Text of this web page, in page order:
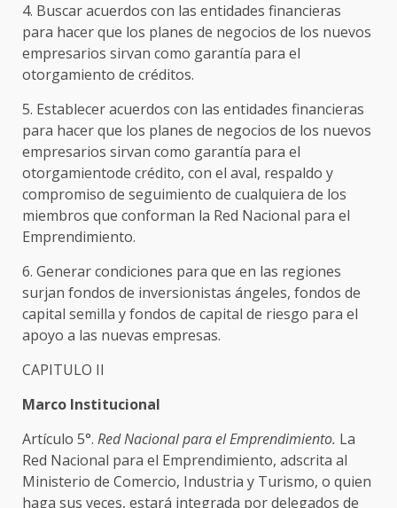
4. Buscar acuerdos con las entidades financieras
para hacer que los planes de negocios de los nuevos
empresarios sirvan como garantía para el
otorgamiento de créditos.
5. Establecer acuerdos con las entidades financieras
para hacer que los planes de negocios de los nuevos
empresarios sirvan como garantía para el
otorgamientode crédito, con el aval, respaldo y
compromiso de seguimiento de cualquiera de los
miembros que conforman la Red Nacional para el
Emprendimiento.
6. Generar condiciones para que en las regiones
surjan fondos de inversionistas ángeles, fondos de
capital semilla y fondos de capital de riesgo para el
apoyo a las nuevas empresas.
CAPITULO II
Marco Institucional
Artículo 5°. Red Nacional para el Emprendimiento. La
Red Nacional para el Emprendimiento, adscrita al
Ministerio de Comercio, Industria y Turismo, o quien
haga sus veces, estará integrada por delegados de